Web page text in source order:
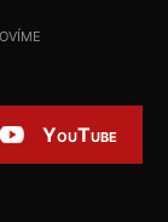
YouTube